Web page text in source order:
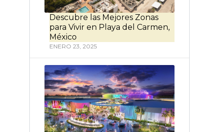
Descubre las Mejores Zonas
para Vivir en Playa del Carmen,
México
ENERO 23, 2025